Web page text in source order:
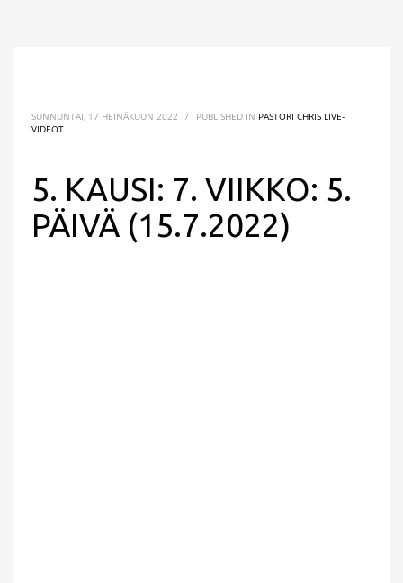
SUNNUNTAI, 17 HEINÄKUUN 2022 / PUBLISHED IN PASTORI CHRIS LIVE-
VIDEOT
5. KAUSI: 7. VIIKKO: 5.
PÄIVÄ (15.7.2022)